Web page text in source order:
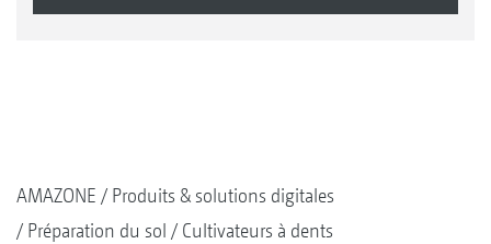
AMAZONE
Produits & solutions digitales
Préparation du sol
Cultivateurs à dents